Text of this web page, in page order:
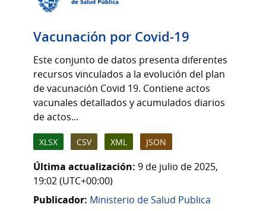
Vacunación por Covid-19
Este conjunto de datos presenta diferentes
recursos vinculados a la evolución del plan
de vacunación Covid 19. Contiene actos
vacunales detallados y acumulados diarios
de actos...
XLSX CSV XML JSON
Última actualización: 9 de julio de 2025,
19:02 (UTC+00:00)
Publicador: Ministerio de Salud Publica